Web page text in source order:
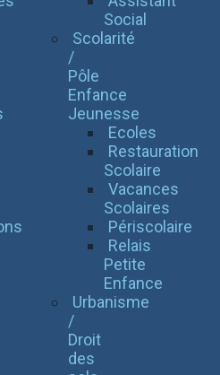
Social
Scolarité
/
Pôle
Enfance
Jeunesse
Ecoles
Restauration
Scolaire
Vacances
Scolaires
Périscolaire
Relais
Petite
Enfance
Urbanisme
/
Droit
des